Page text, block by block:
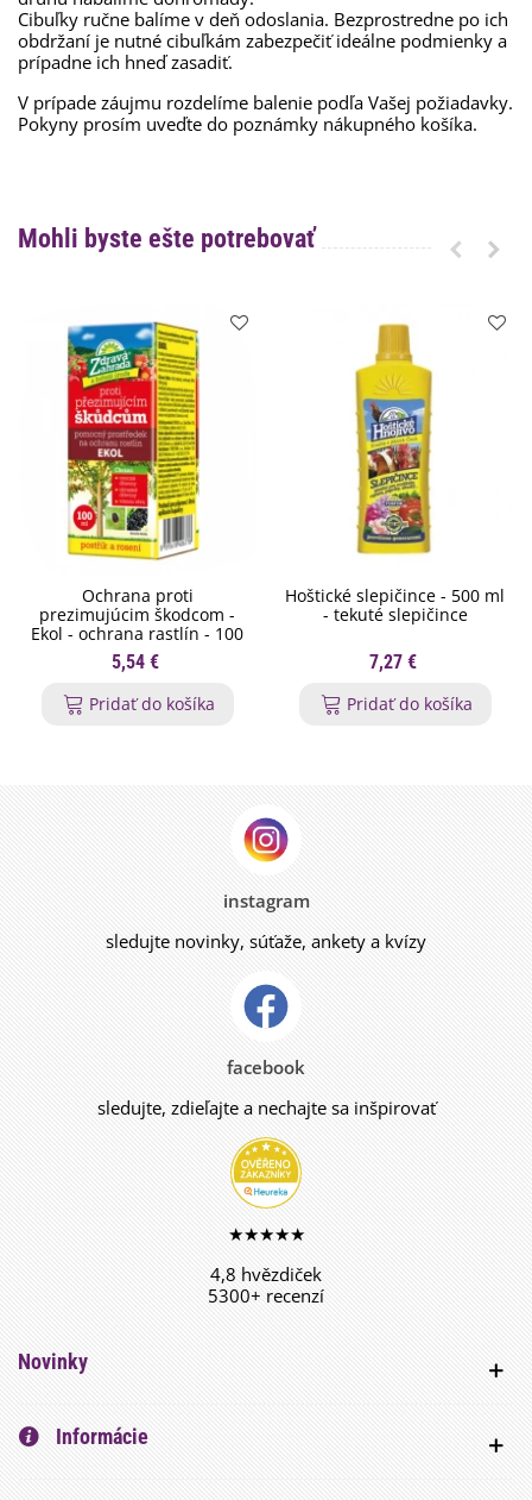
Cibuľky ručne balíme v deň odoslania. Bezprostredne po ich
obdržaní je nutné cibuľkám zabezpečiť ideálne podmienky a
prípadne ich hneď zasadiť.
V prípade záujmu rozdelíme balenie podľa Vašej požiadavky.
Pokyny prosím uveďte do poznámky nákupného košíka.
Mohli byste ešte potrebovať
Ochrana proti
prezimujúcim škodcom -
Ekol - ochrana rastlín - 100
ml
5,54 €
Pridať do košíka
Hoštické slepičince - 500 ml
- tekuté slepičince
7,27 €
Pridať do košíka
instagram
sledujte novinky, súťaže, ankety a kvízy
facebook
sledujte, zdieľajte a nechajte sa inšpirovať
★★★★★
4,8 hvězdiček
5300+ recenzí
Novinky
Informácie